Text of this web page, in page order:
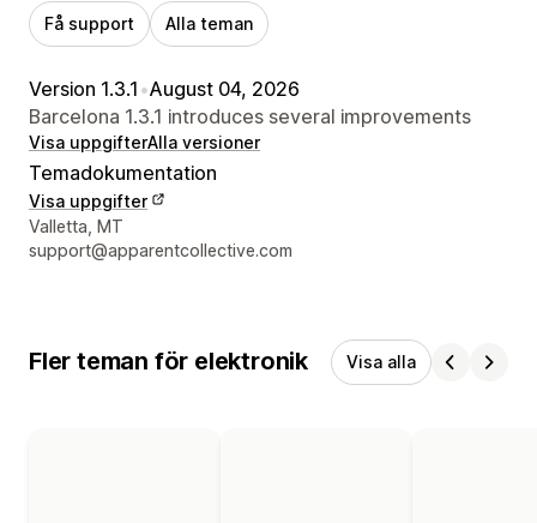
Få support Alla teman
Version 1.3.1 •August 04, 2026
Barcelona 1.3.1 introduces several improvements
Visa uppgifterAlla versioner
Temadokumentation
Visa uppgifter
Designerns kontaktuppgifter
Valletta, MT
support@apparentcollective.com
Fler teman för elektronik Visa alla